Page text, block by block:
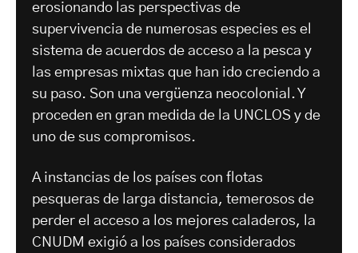
erosionando las perspectivas de
supervivencia de numerosas especies es el
sistema de acuerdos de acceso a la pesca y
las empresas mixtas que han ido creciendo a
su paso. Son una vergüenza neocolonial. Y
proceden en gran medida de la UNCLOS y de
uno de sus compromisos.
A instancias de los países con flotas
pesqueras de larga distancia, temerosos de
perder el acceso a los mejores caladeros, la
CNUDM exigió a los países considerados